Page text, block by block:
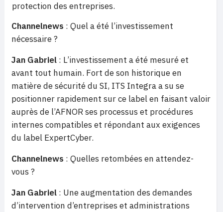
protection des entreprises.
Channelnews : Quel a été l’investissement
nécessaire ?
Jan Gabriel : L’investissement a été mesuré et
avant tout humain. Fort de son historique en
matière de sécurité du SI, ITS Integra a su se
positionner rapidement sur ce label en faisant valoir
auprès de l’AFNOR ses processus et procédures
internes compatibles et répondant aux exigences
du label ExpertCyber.
Channelnews : Quelles retombées en attendez-
vous ?
Jan Gabriel : Une augmentation des demandes
d’intervention d’entreprises et administrations